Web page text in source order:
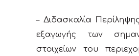
– Διδασκαλία
εξαγωγής των
στοιχείων του